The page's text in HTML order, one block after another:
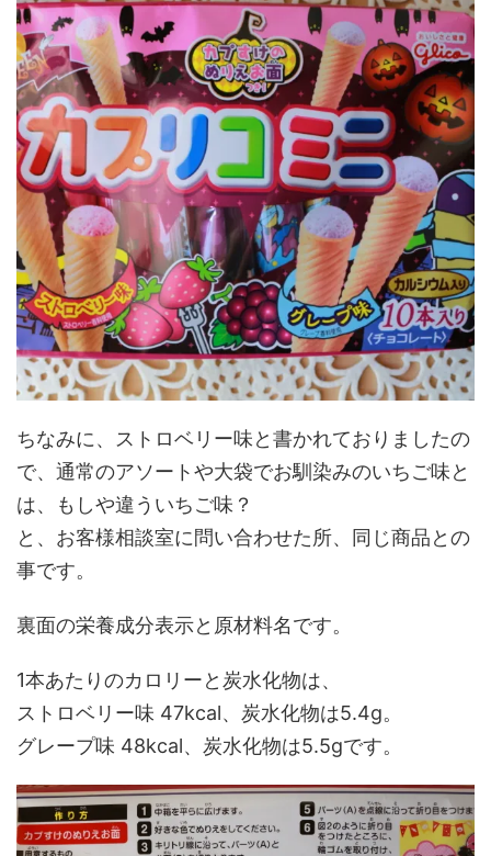
ちなみに、ストロベリー味と書かれておりましたの
で、通常のアソートや大袋でお馴染みのいちご味と
は、もしや違ういちご味？
と、お客様相談室に問い合わせた所、同じ商品との
事です。
裏面の栄養成分表示と原材料名です。
1本あたりのカロリーと炭水化物は、
ストロベリー味 47kcal、炭水化物は5.4g。
グレープ味 48kcal、炭水化物は5.5gです。